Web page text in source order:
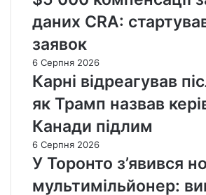
даних CRA:
заявок
6 Серпня 2026
Карні відреагував
як Трамп назвав
Канади підлим
6 Серпня 2026
У Торонто з’явився
мультимільйонер: